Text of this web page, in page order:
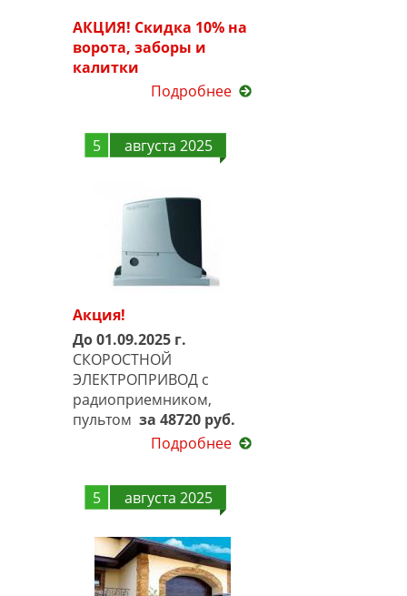
АКЦИЯ! Скидка 10% на
ворота, заборы и
калитки
Подробнее
5 августа 2025
Акция!
До 01.09.2025 г.
СКОРОСТНОЙ
ЭЛЕКТРОПРИВОД с
радиоприемником,
пультом за 48720 руб.
Подробнее
5 августа 2025